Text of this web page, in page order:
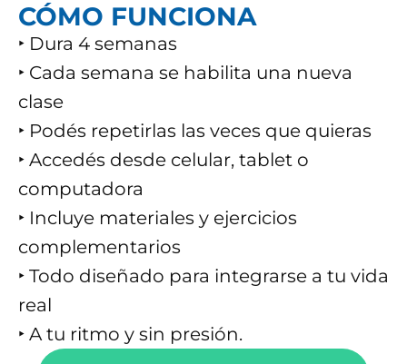
CÓMO FUNCIONA
‣ Dura 4 semanas
‣ Cada semana se habilita una nueva
clase
‣ Podés repetirlas las veces que quieras
‣ Accedés desde celular, tablet o
computadora
‣ Incluye materiales y ejercicios
complementarios
‣ Todo diseñado para integrarse a tu vida
real
‣ A tu ritmo y sin presión.